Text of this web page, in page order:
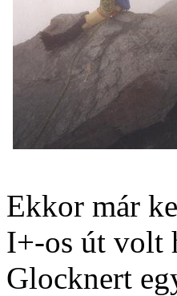
Ekkor már
I+-os út volt
Glocknert